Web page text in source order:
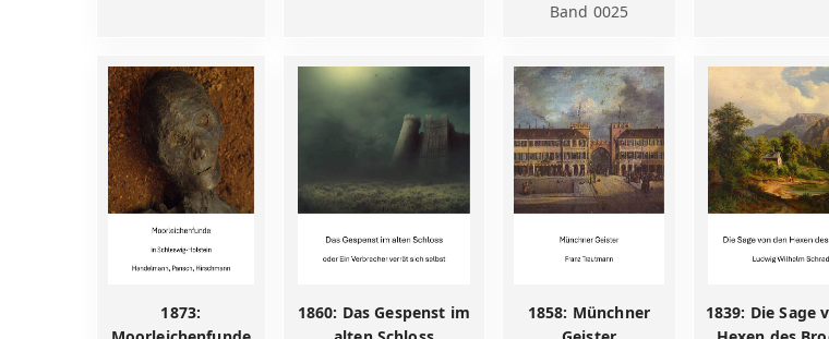
Band 0025
1873:
1860: Das Gespenst im
1858: Münchner
1839: Die Sage